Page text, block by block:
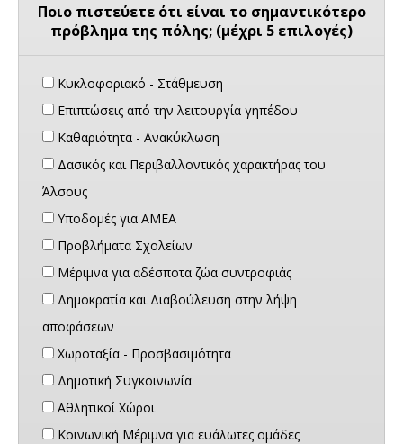
Ποιο πιστεύετε ότι είναι το σημαντικότερο
πρόβλημα της πόλης; (μέχρι 5 επιλογές)
Κυκλοφοριακό - Στάθμευση
Επιπτώσεις από την λειτουργία γηπέδου
Καθαριότητα - Ανακύκλωση
Δασικός και Περιβαλλοντικός χαρακτήρας του
Άλσους
Υποδομές για ΑΜΕΑ
Προβλήματα Σχολείων
Μέριμνα για αδέσποτα ζώα συντροφιάς
Δημοκρατία και Διαβούλευση στην λήψη
αποφάσεων
Χωροταξία - Προσβασιμότητα
Δημοτική Συγκοινωνία
Αθλητικοί Χώροι
Κοινωνική Μέριμνα για ευάλωτες ομάδες